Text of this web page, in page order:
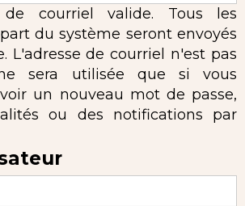
de courriel valide. Tous les
du système seront envoyés
L'adresse de courriel n'est pas
sera utilisée que si vous
un nouveau mot de passe,
ou des notifications par